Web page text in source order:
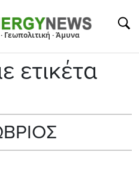
Γεωπολιτική · Άμυνα
ετικέτα